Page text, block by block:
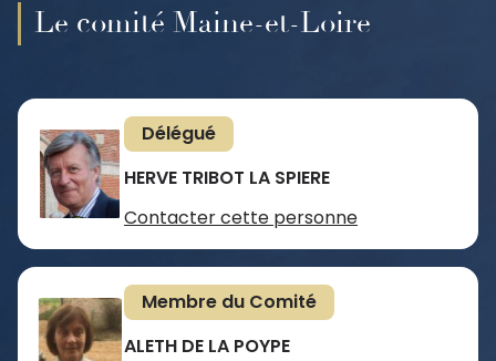
Le comité Maine-et-Loire
Délégué
HERVE TRIBOT LA SPIERE
Contacter cette personne
Membre du Comité
ALETH DE LA POYPE